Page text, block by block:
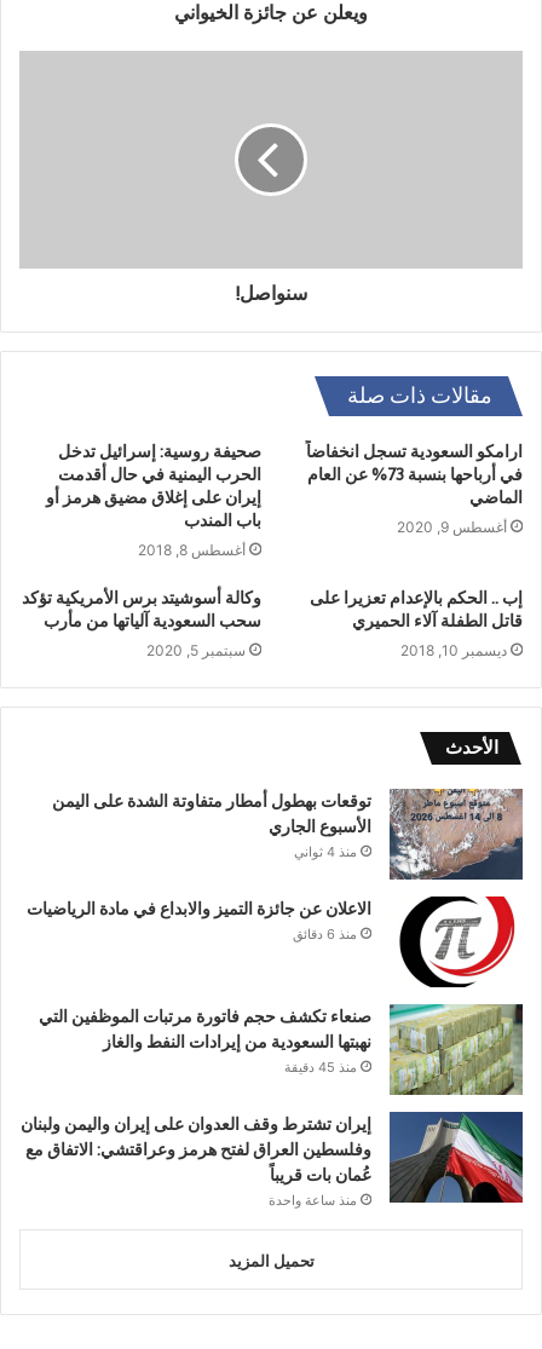
ويعلن عن جائزة الخيواني
سنواصل!
مقالات ذات صلة
ارامكو السعودية تسجل انخفاضاً
في أرباحها بنسبة 73% عن العام
الماضي
أغسطس 9, 2020
صحيفة روسية: إسرائيل تدخل
الحرب اليمنية في حال أقدمت
إيران على إغلاق مضيق هرمز أو
باب المندب
أغسطس 8, 2018
إب .. الحكم بالإعدام تعزيرا على
قاتل الطفلة آلاء الحميري
ديسمبر 10, 2018
وكالة أسوشيتد برس الأمريكية تؤكد
سحب السعودية آلياتها من مأرب
سبتمبر 5, 2020
الأحدث
توقعات بهطول أمطار متفاوتة الشدة على اليمن
الأسبوع الجاري
منذ 4 ثواني
الاعلان عن جائزة التميز والابداع في مادة الرياضيات
منذ 6 دقائق
صنعاء تكشف حجم فاتورة مرتبات الموظفين التي
نهبتها السعودية من إيرادات النفط والغاز
منذ 45 دقيقة
إيران تشترط وقف العدوان على إيران واليمن ولبنان
وفلسطين العراق لفتح هرمز وعراقتشي: الاتفاق مع
عُمان بات قريباً
منذ ساعة واحدة
تحميل المزيد